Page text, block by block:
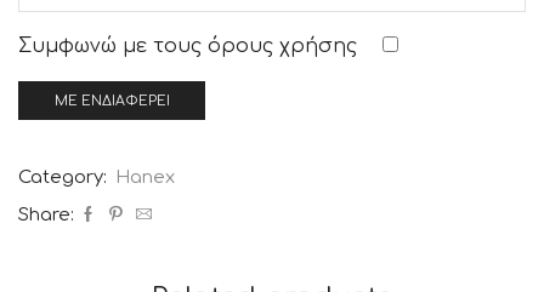
Συμφωνώ με τους όρους χρήσης
Category:
Hanex
Share: